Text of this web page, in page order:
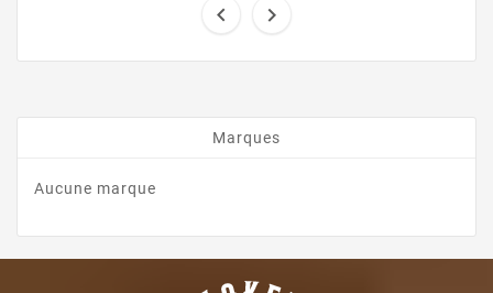
 
Marques
Aucune marque